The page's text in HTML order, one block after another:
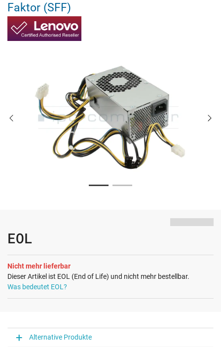
Faktor (SFF)
EOL
Nicht mehr lieferbar
Dieser Artikel ist EOL (End of Life) und nicht mehr bestellbar.
Was bedeutet EOL?
Alternative Produkte